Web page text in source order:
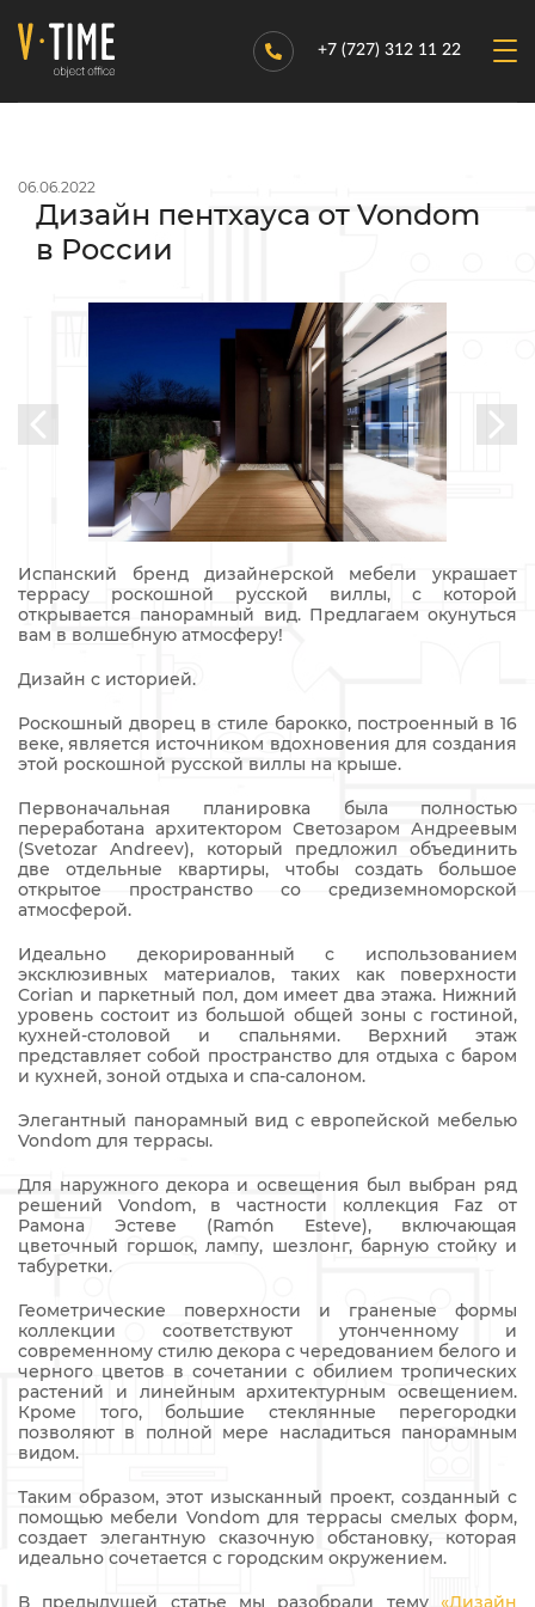
+7 (727) 312 11 22
06.06.2022
Дизайн пентхауса от Vondom
в России
Испанский бренд дизайнерской мебели украшает
террасу роскошной русской виллы, с которой
открывается панорамный вид. Предлагаем окунуться
вам в волшебную атмосферу!
Дизайн с историей.
Роскошный дворец в стиле барокко, построенный в 16
веке, является источником вдохновения для создания
этой роскошной русской виллы на крыше.
Первоначальная планировка была полностью
переработана архитектором Светозаром Андреевым
(Svetozar Andreev), который предложил объединить
две отдельные квартиры, чтобы создать большое
открытое пространство со средиземноморской
атмосферой.
Идеально декорированный с использованием
эксклюзивных материалов, таких как поверхности
Corian и паркетный пол, дом имеет два этажа. Нижний
уровень состоит из большой общей зоны с гостиной,
кухней-столовой и спальнями. Верхний этаж
представляет собой пространство для отдыха с баром
и кухней, зоной отдыха и спа-салоном.
Элегантный панорамный вид с европейской мебелью
Vondom для террасы.
Для наружного декора и освещения был выбран ряд
решений Vondom, в частности коллекция Faz от
Рамона Эстеве (Ramón Esteve), включающая
цветочный горшок, лампу, шезлонг, барную стойку и
табуретки.
Геометрические поверхности и граненые формы
коллекции соответствуют утонченному и
современному стилю декора с чередованием белого и
черного цветов в сочетании с обилием тропических
растений и линейным архитектурным освещением.
Кроме того, большие стеклянные перегородки
позволяют в полной мере насладиться панорамным
видом.
Таким образом, этот изысканный проект, созданный c
помощью мебели Vondom для террасы смелых форм,
создает элегантную сказочную обстановку, которая
идеально сочетается с городским окружением.
В предыдущей статье мы разобрали тему «Дизайн